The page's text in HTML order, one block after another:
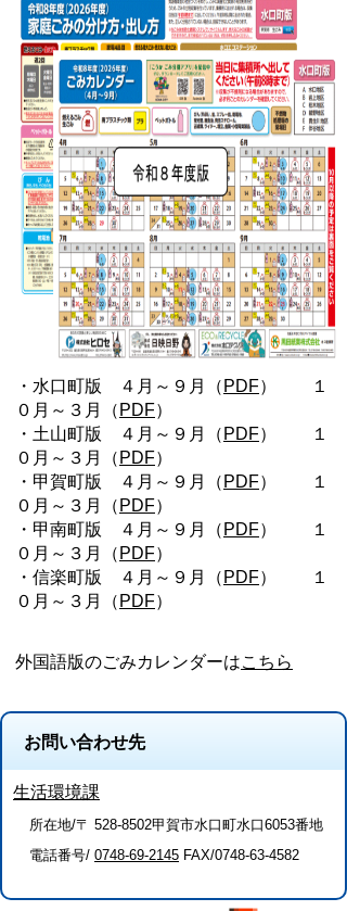
・水口町版 ４月～９月（ PDF） １
０月～３月（ PDF）
・土山町版 ４月～９月（ PDF） １
０月～３月（ PDF）
・甲賀町版 ４月～９月（ PDF） １
０月～３月（ PDF）
・甲南町版 ４月～９月（ PDF） １
０月～３月（ PDF）
・信楽町版 ４月～９月（ PDF） １
０月～３月（ PDF）
外国語版のごみカレンダーはこちら
お問い合わせ先
生活環境課
所在地/〒 528-8502甲賀市水口町水口6053番地
電話番号/ 0748-69-2145 FAX/0748-63-4582